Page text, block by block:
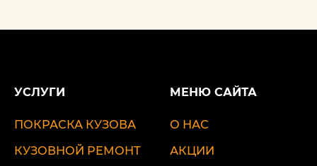
УСЛУГИ
ПОКРАСКА КУЗОВА
КУЗОВНОЙ РЕМОНТ
МЕНЮ САЙТА
О НАС
АКЦИИ